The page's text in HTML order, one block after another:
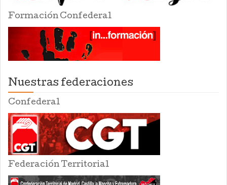
Formación Confederal
Nuestras federaciones
Confederal
Federación Territorial